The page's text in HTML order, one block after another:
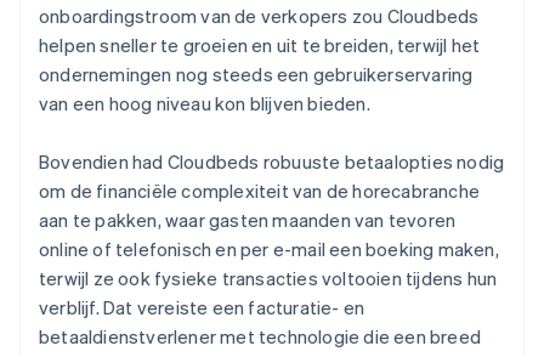
onboardingstroom van de verkopers zou Cloudbeds
helpen sneller te groeien en uit te breiden, terwijl het
ondernemingen nog steeds een gebruikerservaring
van een hoog niveau kon blijven bieden.
Bovendien had Cloudbeds robuuste betaalopties nodig
om de financiële complexiteit van de horecabranche
aan te pakken, waar gasten maanden van tevoren
online of telefonisch en per e-mail een boeking maken,
terwijl ze ook fysieke transacties voltooien tijdens hun
verblijf. Dat vereiste een facturatie- en
betaaldienstverlener met technologie die een breed